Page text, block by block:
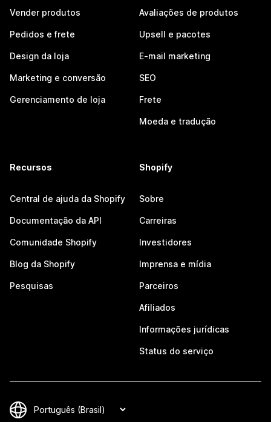
Vender produtos
Pedidos e frete
Design da loja
Marketing e conversão
Gerenciamento de loja
Avaliações de produtos
Upsell e pacotes
E-mail marketing
SEO
Frete
Moeda e tradução
Recursos
Central de ajuda da Shopify
Documentação da API
Comunidade Shopify
Blog da Shopify
Pesquisas
Shopify
Sobre
Carreiras
Investidores
Imprensa e mídia
Parceiros
Afiliados
Informações jurídicas
Status do serviço